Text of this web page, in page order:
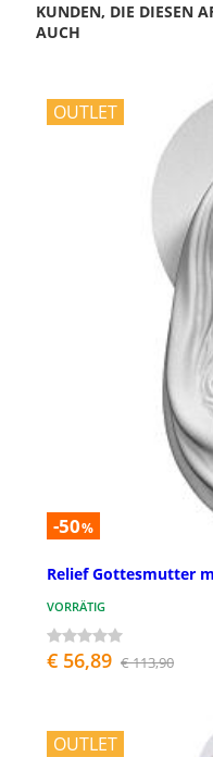
KUNDEN, DIE DIESEN
AUCH
OUTLET
-50%
Relief Gottesmutter
VORRÄTIG
€ 56,89 € 113,90
OUTLET